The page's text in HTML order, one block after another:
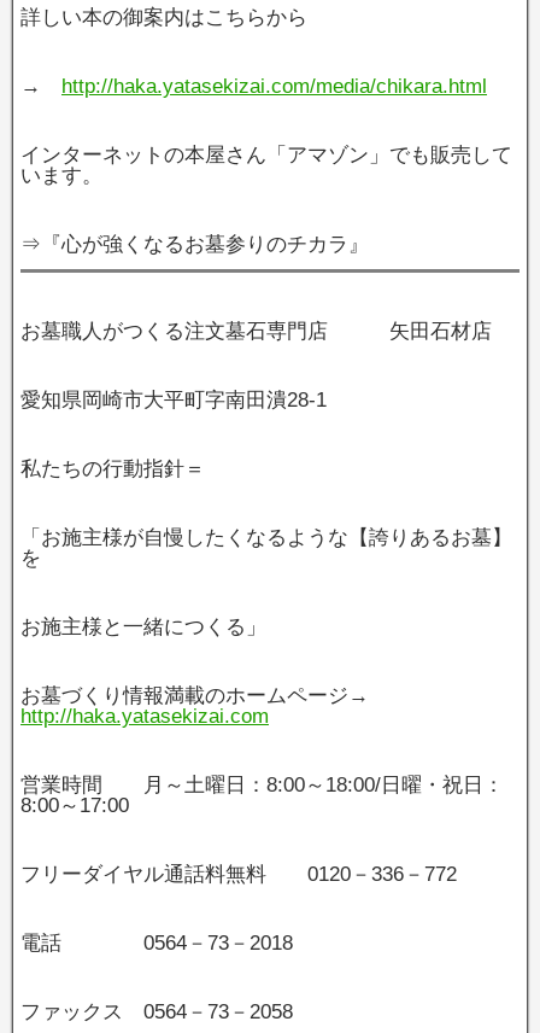
詳しい本の御案内はこちらから
→ http://haka.yatasekizai.com/media/chikara.html
インターネットの本屋さん「アマゾン」でも販売して
います。
⇒『心が強くなるお墓参りのチカラ』
お墓職人がつくる注文墓石専門店 矢田石材店
愛知県岡崎市大平町字南田潰28‐1
私たちの行動指針＝
「お施主様が自慢したくなるような【誇りあるお墓】
を
お施主様と一緒につくる」
お墓づくり情報満載のホームページ→
http://haka.yatasekizai.com
営業時間 月～土曜日：8:00～18:00/日曜・祝日：
8:00～17:00
フリーダイヤル通話料無料 0120－336－772
電話 0564－73－2018
ファックス 0564－73－2058